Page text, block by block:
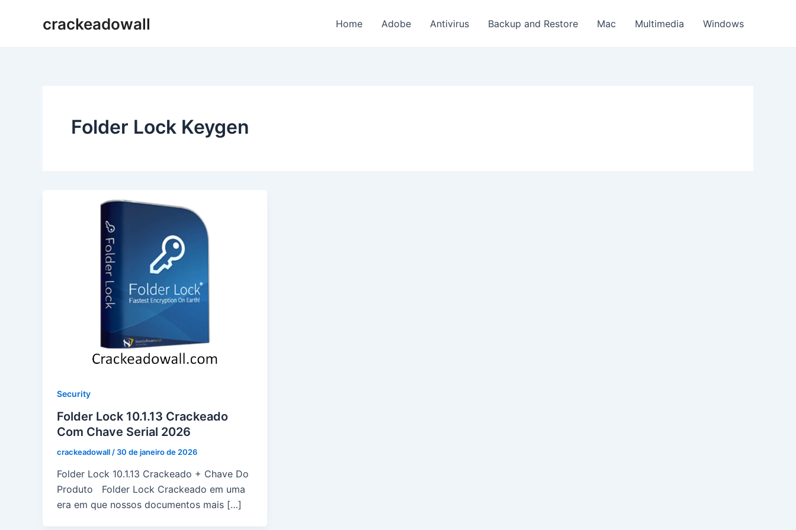
crackeadowall Home Adobe Antivirus Backup and Restore Mac Multimedia Windows
Folder Lock Keygen
Security
Folder Lock 10.1.13 Crackeado
Com Chave Serial 2026
crackeadowall / 30 de janeiro de 2026
Folder Lock 10.1.13 Crackeado + Chave Do
Produto Folder Lock Crackeado em uma
era em que nossos documentos mais […]